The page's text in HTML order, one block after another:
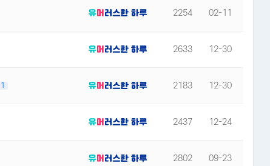
2254 02-11
2633 12-30
1 2183 12-30
2437 12-24
2802 09-23